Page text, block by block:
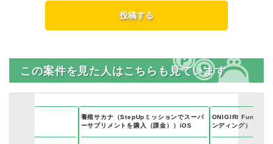
この案件を見た人はこちらも見ています
養殖サカナ（StepUpミッションでスーパ
ーサプリメントを購入（課金））iOS
ONIGIRI Funding
ンディング）